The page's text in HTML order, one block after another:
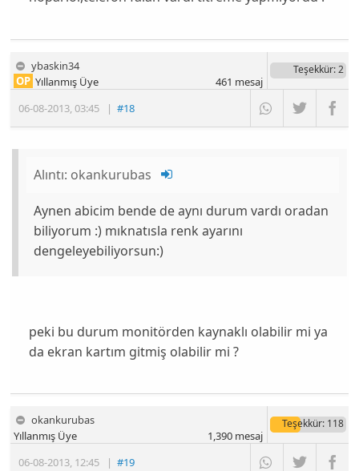
ybaskin34
06-08-2013,03:45 |#18
OP Yıllanmış Üye
Teşekkür: 2
461 mesaj
Alıntı: okankurubas
Aynen abicim bende de aynı durum vardı oradan
biliyorum :) mıknatısla renk ayarını
dengeleyebiliyorsun:)
peki bu durum monitörden kaynaklı olabilir mi ya
da ekran kartım gitmiş olabilir mi ?
okankurubas
06-08-2013, 12:45 |#19
Yıllanmış Üye
Teşekkür: 118
1,390mesaj